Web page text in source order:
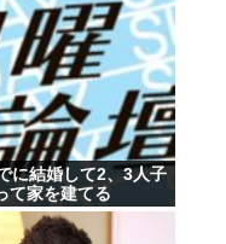
に結婚して2、3人子
て家を建てる